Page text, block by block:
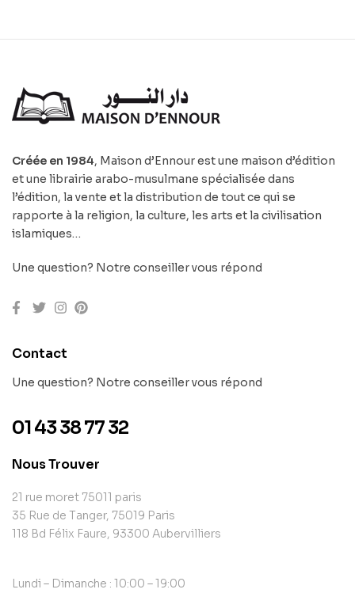
Créée en 1984, Maison d’Ennour est une maison d’édition
et une librairie arabo-musulmane spécialisée dans
l’édition, la vente et la distribution de tout ce qui se
rapporte à la religion, la culture, les arts et la civilisation
islamiques…
Une question? Notre conseiller vous répond
Contact
Une question? Notre conseiller vous répond
01 43 38 77 32
Nous Trouver
21 rue moret 75011 paris
35 Rue de Tanger, 75019 Paris
118 Bd Félix Faure, 93300 Aubervilliers
Lundi – Dimanche : 10:00 – 19:00